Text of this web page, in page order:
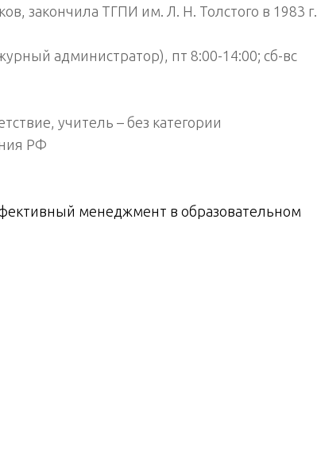
закончила ТГПИ им. Л. Н. Толстого в 1983 г.
администратор), пт 8:00-14:00; сб-вс
учитель – без категории
РФ
менеджмент в образовательном